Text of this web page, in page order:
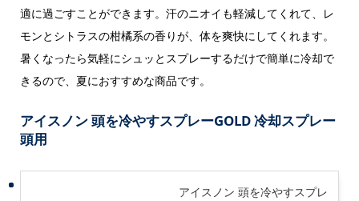
適に過ごすことができます。汗のニオイも軽減してくれて、レ
モンとシトラスの柑橘系の香りが、体を爽快にしてくれます。
暑くなったら気軽にシュッとスプレーするだけで簡単に冷却で
きるので、夏におすすめな商品です。
アイスノン 頭を冷やすスプレーGOLD 冷却スプレー
頭用
アイスノン 頭を冷やすスプレ